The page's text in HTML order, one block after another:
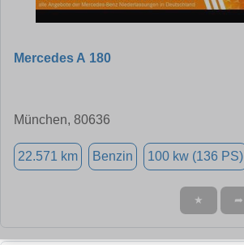
Mercedes A 180
München, 80636
22.571 km Benzin 100 kw (136 PS)
★ ➦